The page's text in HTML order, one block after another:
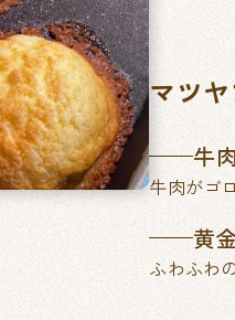
マツ
牛
牛肉がゴ
黄
ふわふわ